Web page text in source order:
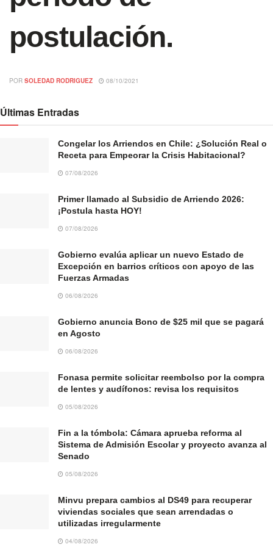
postulación.
POR SOLEDAD RODRIGUEZ 08/10/2021
Últimas Entradas
Congelar los Arriendos en Chile: ¿Solución Real o
Receta para Empeorar la Crisis Habitacional?
07/08/2026
Primer llamado al Subsidio de Arriendo 2026:
¡Postula hasta HOY!
07/08/2026
Gobierno evalúa aplicar un nuevo Estado de
Excepción en barrios críticos con apoyo de las
Fuerzas Armadas
06/08/2026
Gobierno anuncia Bono de $25 mil que se pagará
en Agosto
06/08/2026
Fonasa permite solicitar reembolso por la compra
de lentes y audífonos: revisa los requisitos
05/08/2026
Fin a la tómbola: Cámara aprueba reforma al
Sistema de Admisión Escolar y proyecto avanza al
Senado
05/08/2026
Minvu prepara cambios al DS49 para recuperar
viviendas sociales que sean arrendadas o
utilizadas irregularmente
04/08/2026